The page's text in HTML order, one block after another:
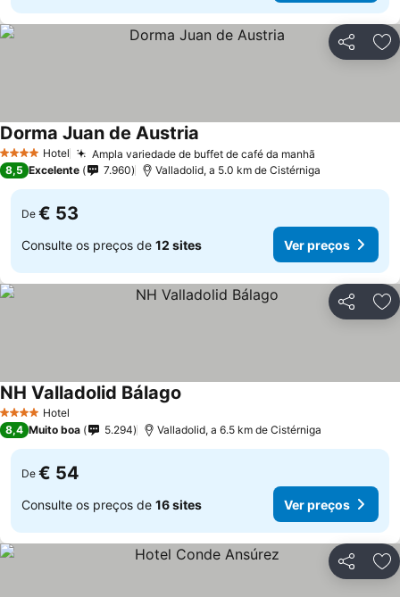
Partilhar
4 EstrelasHotel Ampla variedade de buffet de café da manhã
Dorma Juan de Austria
8,5 Excelente 7.960 Valladolid, a 5.0 km de Cistérniga
De € 53
Consulte os preços de 12 sites Ver preços
Partilhar
4 EstrelasHotel
NH Valladolid Bálago
8,4 Muito boa 5.294 Valladolid, a 6.5 km de Cistérniga
De € 54
Consulte os preços de 16 sites Ver preços
Partilhar